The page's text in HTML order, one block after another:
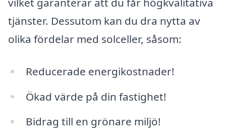
tjänster. Dessutom kan du dra nytta av
olika fördelar med solceller, såsom:
Reducerade energikostnader!
Ökad värde på din fastighet!
Bidrag till en grönare miljö!